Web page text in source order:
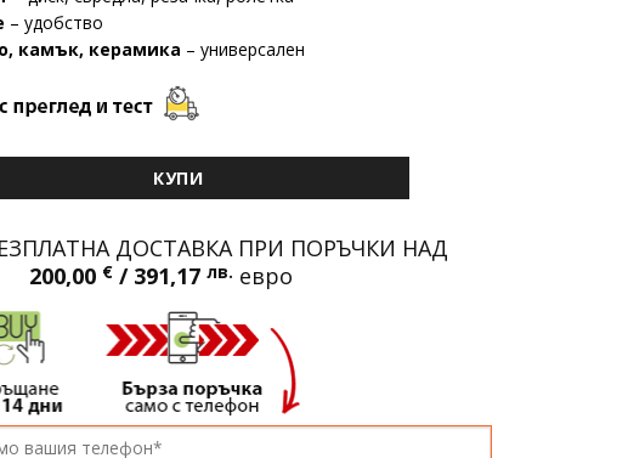
– удобство
камък, керамика – универсален
КУПИ
ДОСТАВКА ПРИ ПОРЪЧКИ НАД
200,00 € / 391,17 лв. евро